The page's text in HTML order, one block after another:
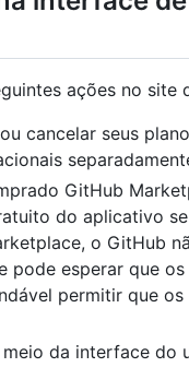
ações no site
cancelar seus
GitHub
do aplicativo
o GitHub
pode esperar que
permitir que
da interface do